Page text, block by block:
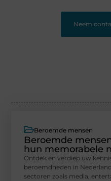
Neem
Beroemde mensen
Beroemde
hun memorabele
Ontdek en verdiep uw
beroemdheden in
sectoren zoals media,